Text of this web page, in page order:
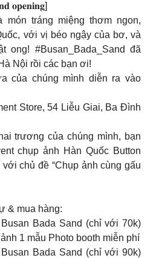
𝐨𝐩𝐞𝐧𝐢𝐧𝐠]
món tráng miệng thơm ngon,
với vị béo ngậy của bơ, và
ong! #Busan_Bada_Sand đã
Nội rồi các bạn ơi!
của chúng mình diễn ra vào
Store, 54 Liễu Giai, Ba Đình
trương của chúng mình, bạn
chụp ảnh Hàn Quốc Button
chủ đề “Chụp ảnh cùng gấu
& mua hàng:
Bada Sand (chỉ với 70k)
1 mẫu Photo booth miễn phí
Bada Sand (chỉ với 90k)